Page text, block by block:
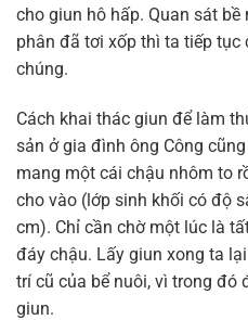
cho giun hô hấp. Quan sát
phân đã tơi xốp thì ta tiếp
chúng.
Cách khai thác giun để làm
sản ở gia đình ông Công
mang một cái chậu nhôm to
cho vào (lớp sinh khối có độ
cm). Chỉ cần chờ một lúc là
đáy chậu. Lấy giun xong ta
trí cũ của bể nuôi, vì trong đó
giun.